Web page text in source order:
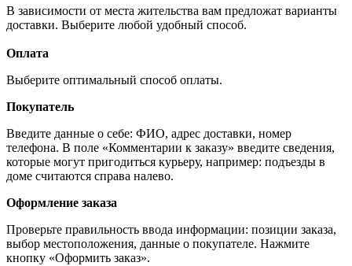
В зависимости от места жительства вам предложат варианты
доставки. Выберите любой удобный способ.
Оплата
Выберите оптимальный способ оплаты.
Покупатель
Введите данные о себе: ФИО, адрес доставки, номер
телефона. В поле «Комментарии к заказу» введите сведения,
которые могут пригодиться курьеру, например: подъезды в
доме считаются справа налево.
Оформление заказа
Проверьте правильность ввода информации: позиции заказа,
выбор местоположения, данные о покупателе. Нажмите
кнопку «Оформить заказ».